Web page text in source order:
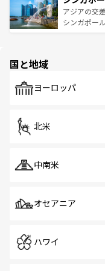
が待ってい
た文化、そ
ており、効
うな絶景か
アジアの交
シンガポー
で、ホーカ
国と地域
ヨーロッパ
北米
中南米
オセアニア
ハワイ